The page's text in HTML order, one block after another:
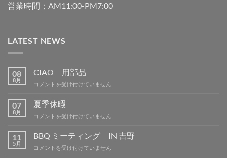
営業時間；AM11:00-PM7:00
LATEST NEWS
08
8月
CIAO 用部品
CIAO
部
品
は
コメントを受け付けていません
07
8月
夏季休暇
夏
休
暇
は
コメントを受け付けていません
11
5月
BBQ ミーティング IN 吉野
BBQ
コメントを受け付けていません